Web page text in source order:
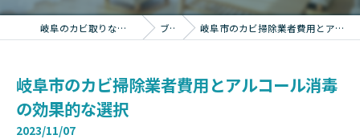
岐阜のカビ取りならカビバスターズ岐阜 ブログ 岐阜市のカビ掃除業者費用とアルコール消毒の効果的な選択
岐阜市のカビ掃除業者費用とアルコール消毒
の効果的な選択
2023/11/07